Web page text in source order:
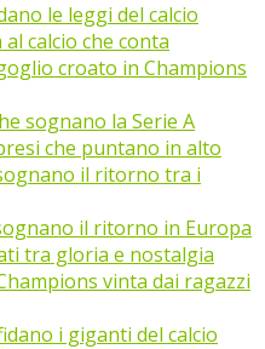
le leggi del calcio
calcio che conta
croato in Champions
sognano la Serie A
che puntano in alto
il ritorno tra i
il ritorno in Europa
tra gloria e nostalgia
vinta dai ragazzi
i giganti del calcio